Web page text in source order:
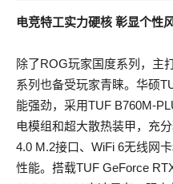
电竞特工实力硬核 彰显个性
除了ROG玩家国度系列，主
系列也备受玩家青睐。华硕
能强劲，采用TUF B760M-
电模组和超大散热装甲，充
4.0 M.2接口、WiFi 6无线网
性能。搭载TUF GeForce